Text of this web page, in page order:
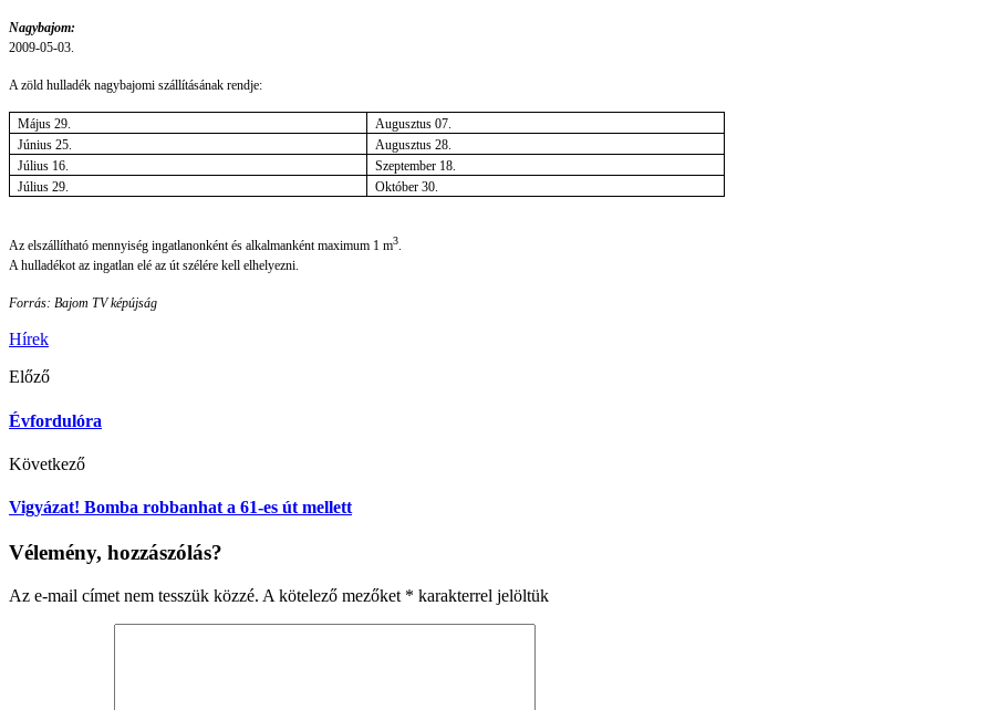
Nagybajom:
2009-05-03.
A zöld hulladék nagybajomi szállításának rendje:
Május 29.
Augusztus 07.
Június 25.
Augusztus 28.
Július 16.
Szeptember 18.
Július 29.
Október 30.
Az elszállítható mennyiség ingatlanonként és alkalmanként maximum 1 m3.
A hulladékot az ingatlan elé az út szélére kell elhelyezni.
Forrás: Bajom TV képújság
Hírek
Előző
Évfordulóra
Következő
Vigyázat! Bomba robbanhat a 61-es út mellett
Vélemény, hozzászólás?
Az e-mail címet nem tesszük közzé. A kötelező mezőket * karakterrel jelöltük